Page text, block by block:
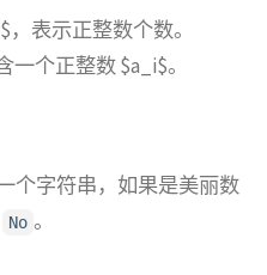
表示正整数个数。
个正整数 $a_i$。
个字符串，如果是美丽数
No 。